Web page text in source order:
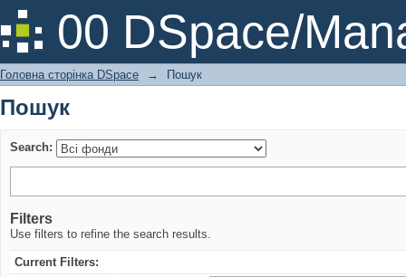
00 DSpace/
Пошук
Головна сторінка DSpace → Пошук
Пошук
Search:
Filters
Use filters to refine the search results.
Current Filters: